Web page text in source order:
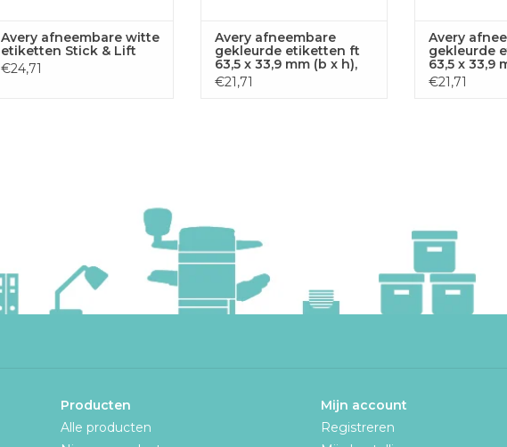
Avery afneembare witte
etiketten Stick & Lift
€24,71
Avery afneembare
gekleurde etiketten ft
63,5 x 33,9 mm (b x h),
480 stuks, 24 per blad,
rood
€21,71
Avery
gekleurde
63,5 x 33,9
480 stuks,
groen
€21,71
Producten
Alle producten
Mijn account
Registreren